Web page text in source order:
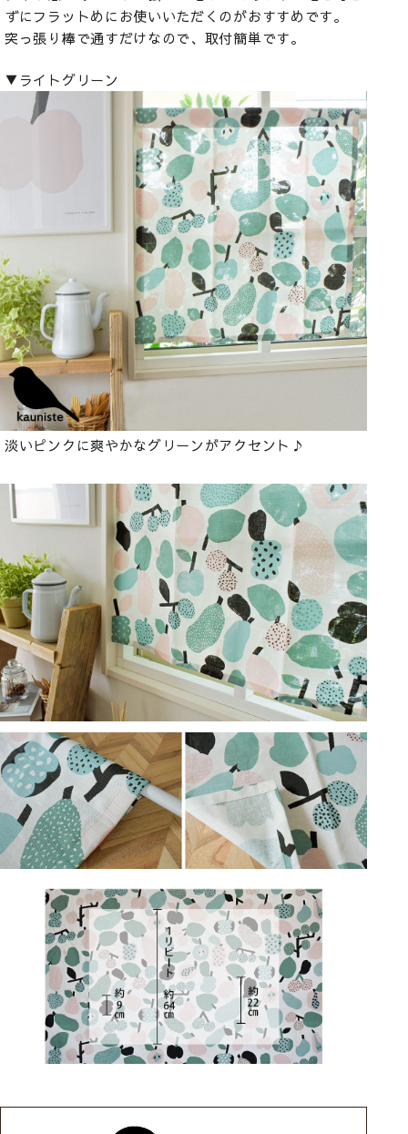
ずにフラットめにお使いいただくのがおすすめです。
突っ張り棒で通すだけなので、取付簡単です。
▼ライトグリーン
淡いピンクに爽やかなグリーンがアクセント♪